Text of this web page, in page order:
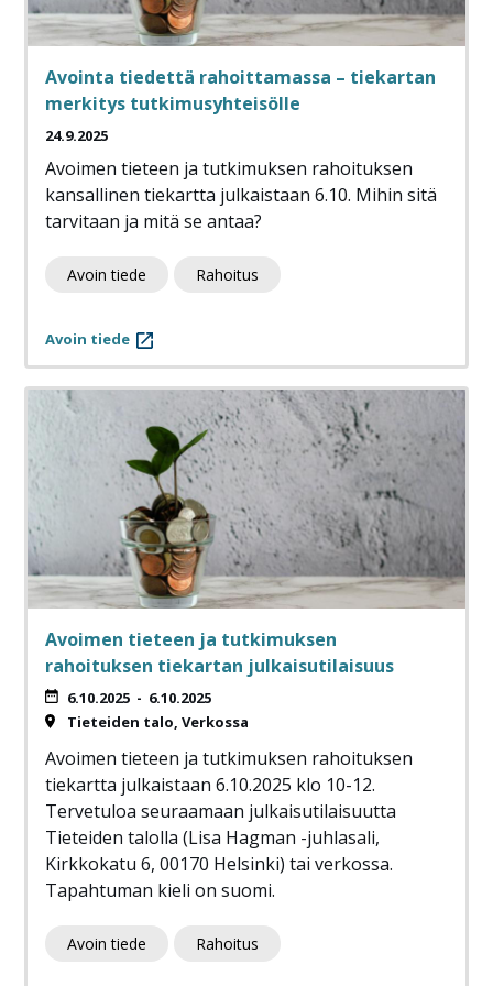
Avointa tiedettä rahoittamassa – tiekartan
merkitys tutkimusyhteisölle
24.9.2025
Avoimen tieteen ja tutkimuksen rahoituksen
kansallinen tiekartta julkaistaan 6.10. Mihin sitä
tarvitaan ja mitä se antaa?
Avoin tiede Rahoitus
Avoin tiede
Avoimen tieteen ja tutkimuksen
rahoituksen tiekartan julkaisutilaisuus
6.10.2025 - 6.10.2025
Tieteiden talo Verkossa
Avoimen tieteen ja tutkimuksen rahoituksen
tiekartta julkaistaan 6.10.2025 klo 10-12.
Tervetuloa seuraamaan julkaisutilaisuutta
Tieteiden talolla (Lisa Hagman -juhlasali,
Kirkkokatu 6, 00170 Helsinki) tai verkossa.
Tapahtuman kieli on suomi.
Avoin tiede Rahoitus